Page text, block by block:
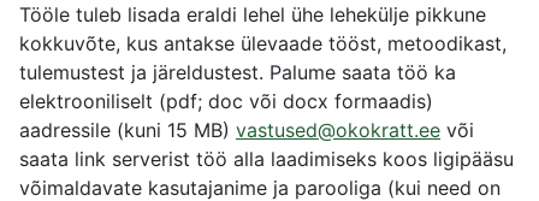
Tööle tuleb lisada eraldi lehel ühe lehekülje pikkune
kokkuvõte, kus antakse ülevaade tööst, metoodikast,
tulemustest ja järeldustest. Palume saata töö ka
elektrooniliselt (pdf; doc või docx formaadis)
aadressile (kuni 15 MB) vastused@okokratt.ee või
saata link serverist töö alla laadimiseks koos ligipääsu
võimaldavate kasutajanime ja parooliga (kui need on